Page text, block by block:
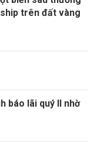
trên đất vàng
báo lãi quý II nhờ